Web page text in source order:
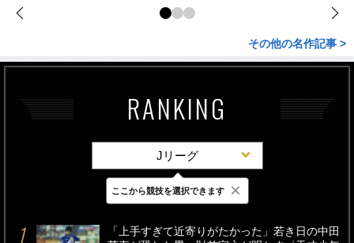
その他の名作記事 >
RANKING
Jリーグ
最新 24時間 週間
「上手すぎて近寄りがたかった」若き日の中田
ここから競技を選択できます ×